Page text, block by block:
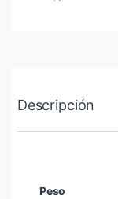
Descripción
Peso